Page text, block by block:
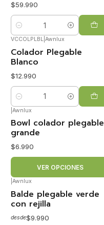
$59.990
Cantidad
VCCOLPLBL Awnlux
Colador Plegable
Blanco
$12.990
Cantidad
Awnlux
Bowl colador plegable
grande
$6.990
VER OPCIONES
Awnlux
Balde plegable verde
con rejilla
desde$9.990